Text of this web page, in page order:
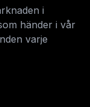
i
händer i vår
varje